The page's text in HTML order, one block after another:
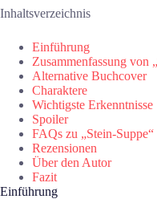
Inhaltsverzeichnis
Einführung
Zusammenfassung von
Alternative Buchcover
Charaktere
Wichtigste Erkenntnisse
Spoiler
FAQs zu „Stein-Suppe“
Rezensionen
Über den Autor
Fazit
Einführung